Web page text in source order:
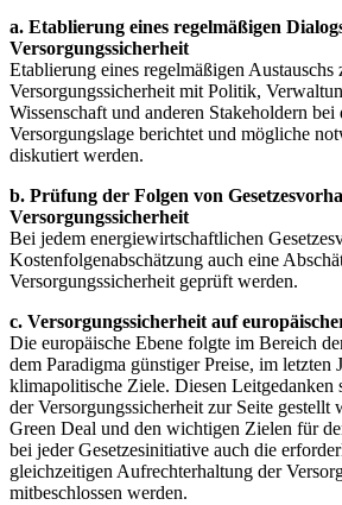
a. Etablierung eines regelmäßigen
Versorgungssicherheit
Etablierung eines regelmäßigen Austauschs
Versorgungssicherheit mit Politik,
Wissenschaft und anderen Stakeholdern
Versorgungslage berichtet und mögliche
diskutiert werden.
b. Prüfung der Folgen von
Versorgungssicherheit
Bei jedem energiewirtschaftlichen
Kostenfolgenabschätzung auch eine
Versorgungssicherheit geprüft werden.
c. Versorgungssicherheit auf
Die europäische Ebene folgte im Bereich
dem Paradigma günstiger Preise, im letzten
klimapolitische Ziele. Diesen Leitgedanken
der Versorgungssicherheit zur Seite gestellt
Green Deal und den wichtigen Zielen für
bei jeder Gesetzesinitiative auch die
gleichzeitigen Aufrechterhaltung der
mitbeschlossen werden.